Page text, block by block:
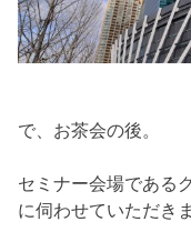
で、お茶会の後。
セミナー会場である
に伺わせていただき